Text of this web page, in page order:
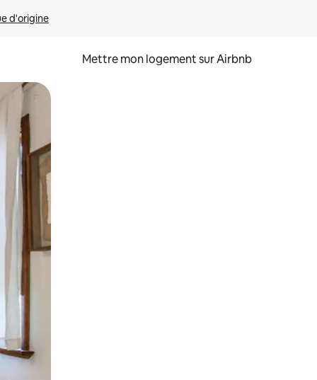
d'origine
Mettre mon logement sur Airbnb
glisser.